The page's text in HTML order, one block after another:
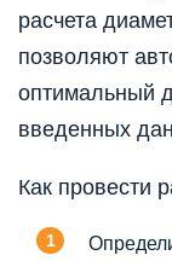
расчета
позволяют
оптимальный
введенных
Как провести